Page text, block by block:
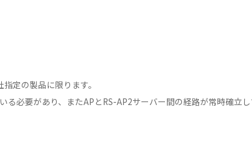
定の製品に限ります。
る必要があり、またAPとRS-AP2サーバー間の経路が常時確立し